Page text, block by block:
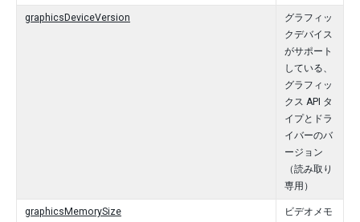
graphicsDeviceVersion
グラフィッ
クデバイス
がサポート
している、
グラフィッ
クス API タ
イプとドラ
イバーのバ
ージョン
（読み取り
専用）
graphicsMemorySize
ビデオメモ